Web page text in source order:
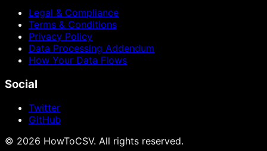
Legal & Compliance
Terms & Conditions
Privacy Policy
Data Processing Addendum
How Your Data Flows
Social
Twitter
GitHub
© 2026 HowToCSV. All rights reserved.